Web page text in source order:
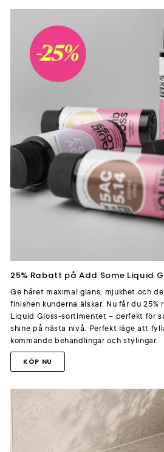
25% Rabatt på Add Some Liquid
Ge håret maximal glans, mjukhet och
finishen kunderna älskar. Nu får du
Liquid Gloss-sortimentet – perfekt för
shine på nästa nivå. Perfekt läge att
kommande behandlingar och stylingar.
KÖP NU